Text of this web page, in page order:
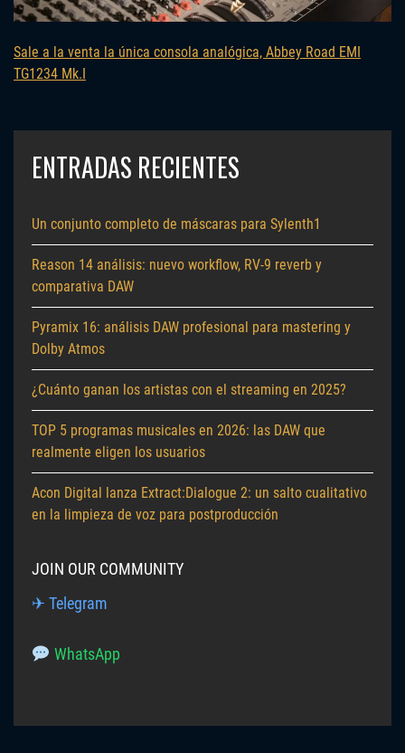
Sale a la venta la única consola analógica, Abbey Road EMI
TG1234 Mk.I
ENTRADAS RECIENTES
Un conjunto completo de máscaras para Sylenth1
Reason 14 análisis: nuevo workflow, RV-9 reverb y
comparativa DAW
Pyramix 16: análisis DAW profesional para mastering y
Dolby Atmos
¿Cuánto ganan los artistas con el streaming en 2025?
TOP 5 programas musicales en 2026: las DAW que
realmente eligen los usuarios
Acon Digital lanza Extract:Dialogue 2: un salto cualitativo
en la limpieza de voz para postproducción
JOIN OUR COMMUNITY
✈ Telegram
WhatsApp